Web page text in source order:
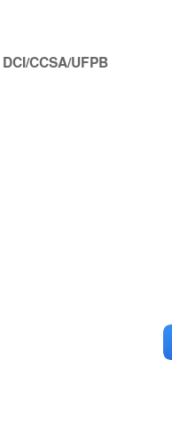
CCSA/UFPB